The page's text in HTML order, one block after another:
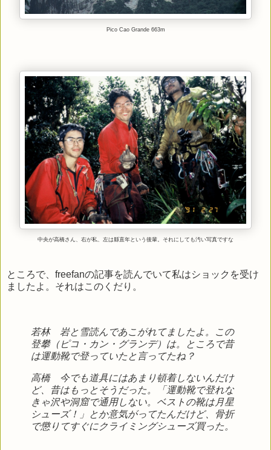
Pico Cao Grande 663m
中央が高橋さん、右が私、左は縣直年という後輩。それにしても汚い写真ですな
ところで、freefanの記事を読んでいて私はショックを受け
ましたよ。それはこのくだり。
若林 岩と雪読んであこがれてましたよ。この
登攀（ピコ・カン・グランデ）は。ところで昔
は運動靴で登っていたと言ってたね？
高橋 今でも道具にはあまり頓着しないんだけ
ど、昔はもっとそうだった。「運動靴で登れな
きゃ沢や洞窟で通用しない。ベストの靴は月星
シューズ！」とか意気がってたんだけど、骨折
で懲りてすぐにクライミングシューズ買った。